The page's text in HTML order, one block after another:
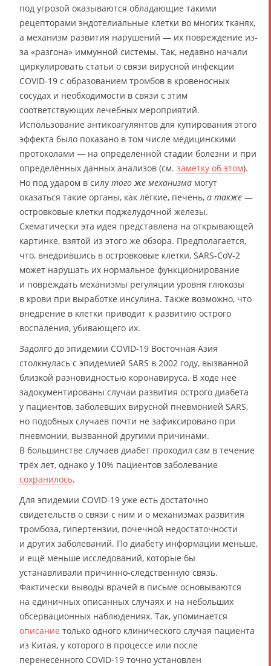
под угрозой оказываются обладающие такими
рецепторами эндотелиальные клетки во многих тканях,
а механизм развития нарушений — их повреждение из-
за «разгона» иммунной системы. Так, недавно начали
циркулировать статьи о связи вирусной инфекции
COVID-19 с образованием тромбов в кровеносных
сосудах и необходимости в связи с этим
соответствующих лечебных мероприятий.
Использование антикоагулянтов для купирования этого
эффекта было показано в том числе медицинскими
протоколами — на определённой стадии болезни и при
определённых данных анализов (см. заметку об этом).
Но под ударом в силу того же механизма могут
оказаться такие органы, как лёгкие, печень, а также —
островковые клетки поджелудочной железы.
Схематически эта идея представлена на открывающей
картинке, взятой из этого же обзора. Предполагается,
что, внедрившись в островковые клетки, SARS-CoV-2
может нарушать их нормальное функционирование
и повреждать механизмы регуляции уровня глюкозы
в крови при выработке инсулина. Также возможно, что
внедрение в клетки приводит к развитию острого
воспаления, убивающего их.
Задолго до эпидемии COVID-19 Восточная Азия
столкнулась с эпидемией SARS в 2002 году, вызванной
близкой разновидностью коронавируса. В ходе неё
задокументированы случаи развития острого диабета
у пациентов, заболевших вирусной пневмонией SARS,
но подобных случаев почти не зафиксировано при
пневмонии, вызванной другими причинами.
В большинстве случаев диабет проходил сам в течение
трёх лет, однако у 10% пациентов заболевание
сохранилось.
Для эпидемии COVID-19 уже есть достаточно
свидетельств о связи с ним и о механизмах развития
тромбоза, гипертензии, почечной недостаточности
и других заболеваний. По диабету информации меньше,
и ещё меньше исследований, которые бы
устанавливали причинно-следственную связь.
Фактически выводы врачей в письме основываются
на единичных описанных случаях и на небольших
обсервационных наблюдениях. Так, упоминается
описание только одного клинического случая пациента
из Китая, у которого в процессе или после
перенесённого COVID-19 точно установлен